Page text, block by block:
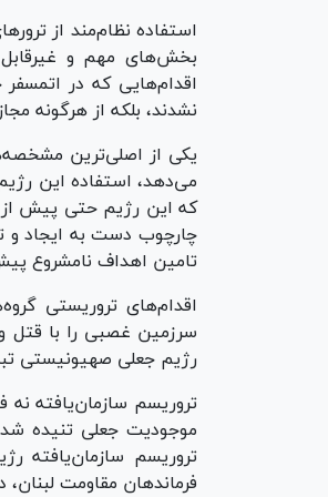
استفاده نظام‌مند از
اقدام‌هایی که در
نشدند، بلکه از هرگونه
یکی از اصلی‌ترین
می‌دهد، استفاده این
که این رژیم حتی پیش از
چارچوب دست به ایجاد و
تامین اهداف نامشروع
اقدام‌های تروریستی
سرزمین غصبی را با قتل
رژیم جعلی صهیونیستی
تروریسم سازمان‌یافته
موجودیت جعلی تنیده
تروریسم سازمان‌یافته
فرماندهان مقاومت لبنان،